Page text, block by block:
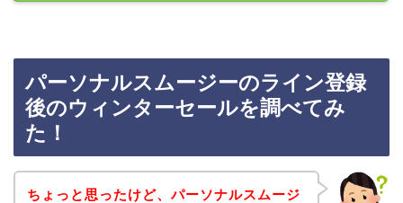
パーソナルスムージーのライン登録
後のウィンターセールを調べてみ
た！
ちょっと思ったけど、パーソナルスムージ